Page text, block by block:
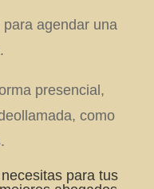
agendar una
presencial,
como
para tus